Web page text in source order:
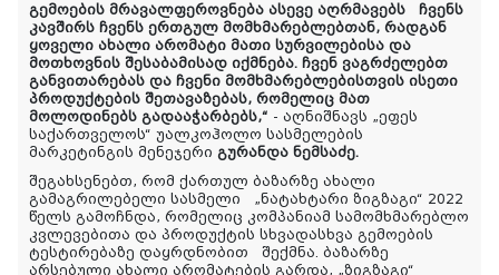
გემოების მრავალფეროვნება ასევე აღრმავებს ჩვენს
კავშირს ჩვენს ერთგულ მომხმარებლებთან, რადგან
ყოველი ახალი არომატი მათი სურვილებისა და
მოთხოვნის შესაბამისად იქმნება. ჩვენ ვაგრძელებთ
განვითარებას და ჩვენი მომხმარებლებისთვის ისეთი
პროდუქტების შეთავაზებას, რომელიც მათ
მოლოდინებს გადააჭარბებს,“ - აღნიშნავს „ეფეს
საქართველოს“ უალკოჰოლო სასმელების
მარკეტინგის მენეჯერი გურანდა ნემსაძე.
შეგახსენებთ, რომ ქართულ ბაზარზე ახალი
გამაგრილებელი სასმელი
„ნატახტარი ზიგზაგი“ 2022
წელს გამოჩნდა, რომელიც კომპანიამ სამომხმარებლო
კვლევებითა და პროდუქტის სხვადასხვა გემოების
ტესტირებაზე დაყრდნობით შექმნა. ბაზარზე
არსებული ახალი არომატების გარდა, „ზიგზაგი“